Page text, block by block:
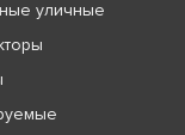
уличные